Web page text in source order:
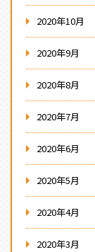
2020年10月
2020年9月
2020年8月
2020年7月
2020年6月
2020年5月
2020年4月
2020年3月